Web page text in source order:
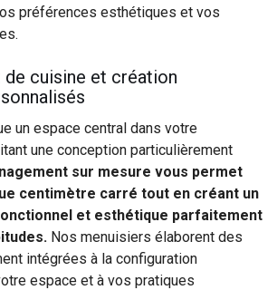
préférences esthétiques et vos
de cuisine et création
un espace central dans votre
une conception particulièrement
sur mesure vous permet
centimètre carré tout en créant un
et esthétique parfaitement
Nos menuisiers élaborent des
intégrées à la configuration
espace et à vos pratiques